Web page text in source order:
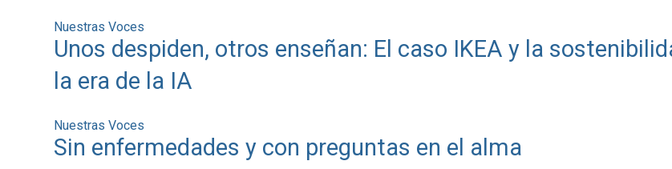
Nuestras Voces
Unos despiden, otros enseñan: El caso IKEA y la
la era de la IA
Nuestras Voces
Sin enfermedades y con preguntas en el alma